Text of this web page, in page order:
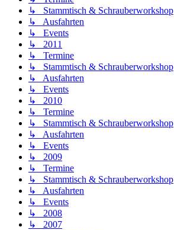
↳ Stammtisch & Schrauberworkshop
↳ Ausfahrten
↳ Events
↳ 2011
↳ Termine
↳ Stammtisch & Schrauberworkshop
↳ Ausfahrten
↳ Events
↳ 2010
↳ Termine
↳ Stammtisch & Schrauberworkshop
↳ Ausfahrten
↳ Events
↳ 2009
↳ Termine
↳ Stammtisch & Schrauberworkshop
↳ Ausfahrten
↳ Events
↳ 2008
↳ 2007